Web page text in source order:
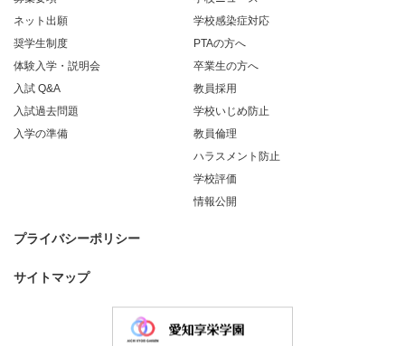
ネット出願
奨学生制度
体験入学・説明会
入試 Q&A
入試過去問題
入学の準備
学校感染症対応
PTAの方へ
卒業生の方へ
教員採用
学校いじめ防止
教員倫理
ハラスメント防止
学校評価
情報公開
プライバシーポリシー
サイトマップ